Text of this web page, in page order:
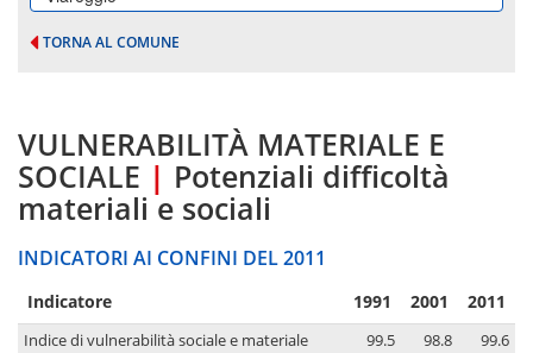
TORNA AL COMUNE
VULNERABILITÀ MATERIALE E
SOCIALE | Potenziali difficoltà
materiali e sociali
INDICATORI AI CONFINI DEL 2011
Indicatore 1991 2001 2011
Indice di vulnerabilità sociale e materiale 99.5 98.8
99.6